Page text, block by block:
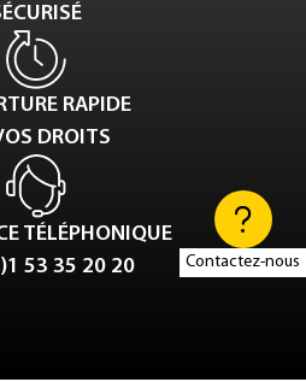
Contactez-nous
RAPIDE
DROITS
TÉLÉPHONIQUE
53 35 20 20